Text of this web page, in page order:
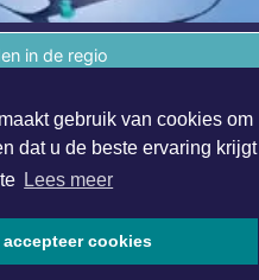
gebruik van cookies om
dat u de beste ervaring krijgt
Lees meer
accepteer cookies
in de regio
| Schermerdagblad.nl - Alle rechten